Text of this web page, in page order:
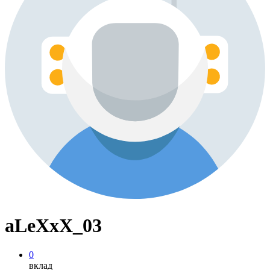
aLeXxX_03
0
вклад